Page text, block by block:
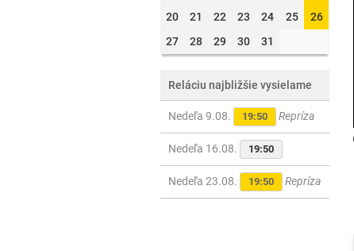
20
21 22 23 24 25
26
27
28 29 30 31
Reláciu najbližšie vysielame
Nedeľa 9.08. 19:50 Repríza
Nedeľa 16.08. 19:50
Nedeľa 23.08. 19:50 Repríza